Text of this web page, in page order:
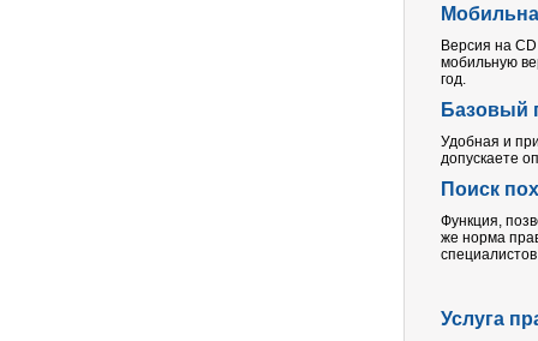
Версия на
мобильную
год.
Базовый
Удобная и
допускаете
Поиск
Функция,
же норма
Услуга